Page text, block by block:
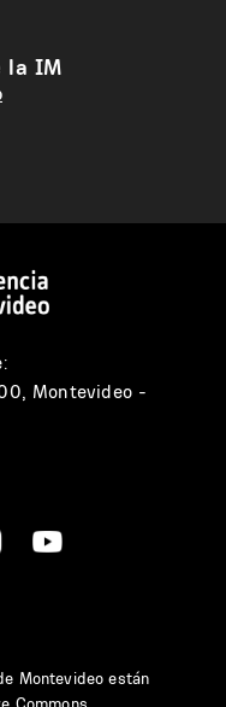
la IM
Montevideo -
Montevideo están